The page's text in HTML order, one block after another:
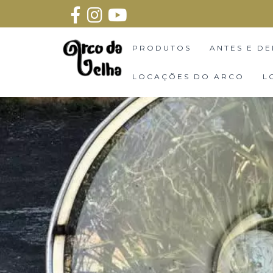
PRODUTOS ANTES E
LOCAÇÕES DO ARCO